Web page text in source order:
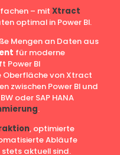
– mitXtract
optimal in Power BI.
Mengen an Daten aus
für moderne
Power BI
Oberfläche von Xtract
zwischen Power BI und
oder SAP HANA
.
, optimierte
Abläufe
stets aktuell sind.